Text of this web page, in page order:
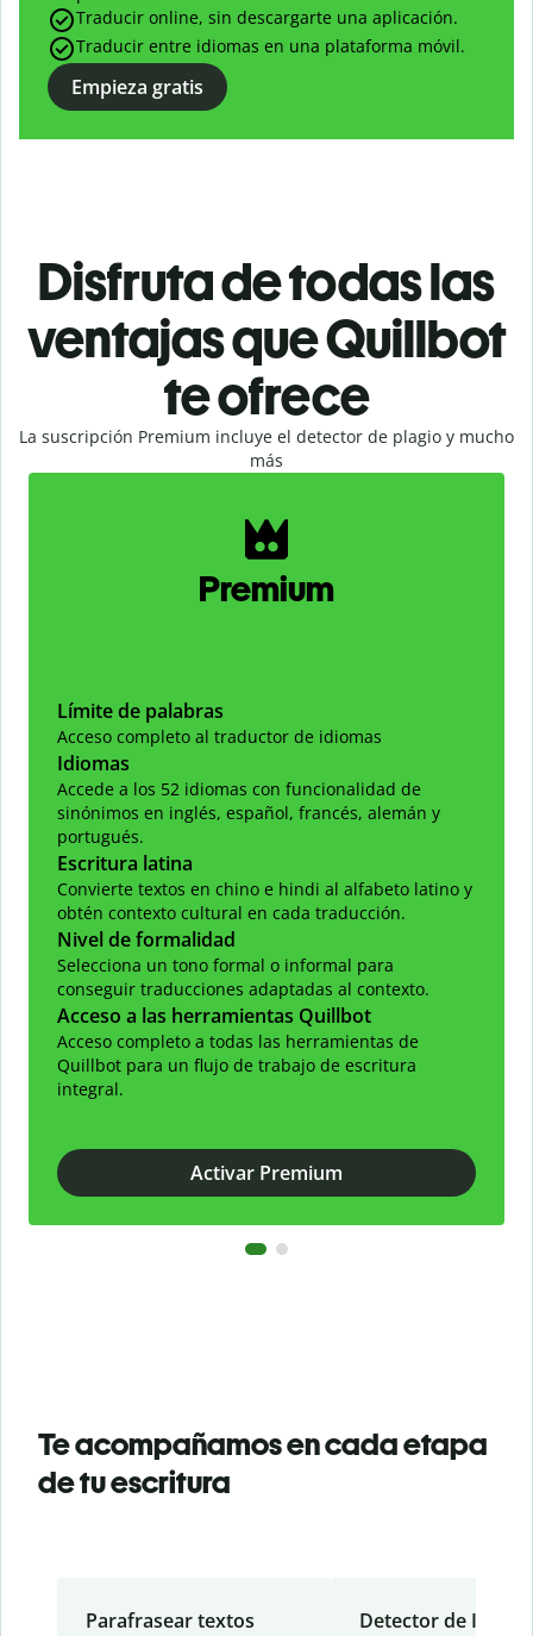
Traducir online, sin descargarte una aplicación.
Traducir entre idiomas en una plataforma móvil.
Empieza gratis
Disfruta de todas las
ventajas que Quillbot
te ofrece
La suscripción Premium incluye el detector de plagio y mucho
más
Premium
Límite de palabras
Acceso completo al traductor de idiomas
Idiomas
Accede a los 52 idiomas con funcionalidad de
sinónimos en inglés, español, francés, alemán y
portugués.
Escritura latina
Convierte textos en chino e hindi al alfabeto latino y
obtén contexto cultural en cada traducción.
Nivel de formalidad
Selecciona un tono formal o informal para
conseguir traducciones adaptadas al contexto.
Acceso a las herramientas Quillbot
Acceso completo a todas las herramientas de
Quillbot para un flujo de trabajo de escritura
integral.
Activar Premium
Te acompañamos en cada etapa
de tu escritura
Parafrasear textos Detector de IA